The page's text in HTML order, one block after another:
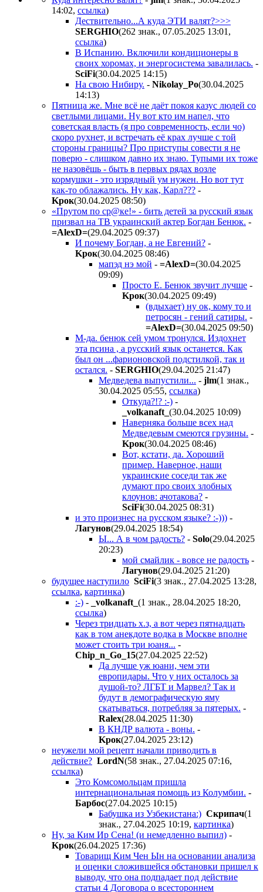
14:02, ссылка)
Дествительно...А куда ЭТИ валят?>>>
SERGHIO(262 знак., 07.05.2025 13:01 ,
ссылка)
В Испанию. Включили кондиционеры в
своих хоромах, и энергосистема завалилась. -
SciFi(30.04.2025 14:15)
На свою Нибиру. - Nikolay_Po(30.04.2025
14:13)
Пятница же. Мне всё не даёт покоя казус людей со
светлыми лицами. Ну вот кто им напел, что
советская власть (я про современность, если чо)
скоро рухнет, и встречать её крах лучше с той
стороны границы? Про приступы совести я не
поверю - слишком давно их знаю. Тупыми их тоже
не назовёшь - быть в первых рядах возле
кормушки - это изрядный ум нужен. Но вот тут
как-то облажались. Ну как, Карл??? -
Kpoк(30.04.2025 08:50)
«Прутом по ср@ке!» - бить детей за русский язык
призвал на ТВ украинский актер Богдан Бенюк. -
=AlexD=(29.04.2025 09:37)
И почему Богдан, а не Евгений? -
Kpoк(30.04.2025 08:46)
мапэд нэ мой - =AlexD=(30.04.2025
09:09)
Просто Е. Бенюк звучит лучше -
Kpoк(30.04.2025 09:49)
(вдыхает) ну ок, кому то и
петросян - гений сатиры. -
=AlexD=(30.04.2025 09:50)
М-да. бенюк сей умом тронулся. Издохнет
эта псина , а русский язык останется. Как
был он ...фарионовской подстилкой, так и
остался. - SERGHIO(29.04.2025 21:47)
Медведева выпустили... - jlm(1 знак.,
30.04.2025 05:55, ссылка)
Откуда?!? :-) -
_volkanaft_ (30.04.2025 10:09)
Наверняка больше всех над
Медведевым смеются грузины. -
Kpoк(30.04.2025 08:46)
Вот, кстати, да. Хороший
пример. Наверное, наши
украинские соседи так же
думают про своих злобных
клоунов: ачотакова? -
SciFi(30.04.2025 08:31)
и это произнес на русском языке? :-))) -
Лaгyнoв(29.04.2025 18:54)
Ы... А в чом радость? - Solo(29.04.2025
20:23)
мой смайлик - вовсе не радость -
Лaгyнoв(29.04.2025 21:20)
будущее наступило SciFi(3 знак., 27.04.2025 13:28,
ссылка, картинка)
:-) - _volkanaft_ (1 знак., 28.04.2025 18:20,
ссылка)
Через тридцать х.з, а вот через пятнадцать
как в том анекдоте водка в Москве вполне
может стоить три юаня... -
Chip_n_Go_15(27.04.2025 22:52)
Да лучше уж юани, чем эти
европидары. Что у них осталось за
душой-то? ЛГБТ и Марвел? Так и
будут в демографическую яму
скатываться, потребляя за пятерых. -
Ralex(28.04.2025 11:30)
В КНДР валюта - воны. -
Kpoк(27.04.2025 23:12)
неужели мой рецепт начали приводить в
действие? LordN(58 знак., 27.04.2025 07:16,
ссылка)
Это Комсомольцам пришла
интернациональная помощь из Колумбии. -
Бapбoc(27.04.2025 10:15)
Бабушка из Узбекистана:) Cкpипaч(1
знак., 27.04.2025 10:19, картинка)
Ну, за Ким Ир Сена! (и немедленно выпил) -
Kpoк(26.04.2025 17:36)
Товарищ Ким Чен Ын на основании анализа
и оценки сложившейся обстановки пришел к
выводу, что она подпадает под действие
статьи 4 Договора о всестороннем